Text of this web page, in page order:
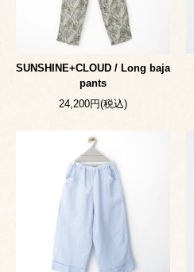
SUNSHINE+CLOUD / Long baja
pants
24,200円(税込)